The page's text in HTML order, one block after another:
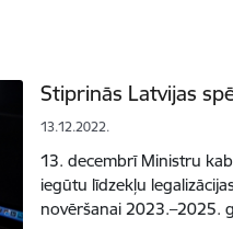
Stiprinās Latvijas
13.12.2022.
13. decembrī Ministru
iegūtu līdzekļu
novēršanai 2023.–2025.